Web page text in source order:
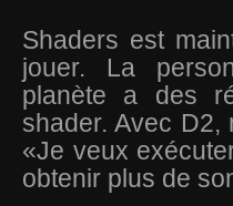
Shaders est
jouer. La
planète a des
shader. Avec D2,
«Je veux
obtenir plus de